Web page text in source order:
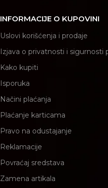
INFORMACIJE O KUPOVINI
Uslovi korišćenja i prodaje
Izjava o privatnosti i sigurnosti
Kako kupiti
Isporuka
Načini plaćanja
Plaćanje karticama
Pravo na odustajanje
Reklamacije
Povraćaj sredstava
Zamena artikala